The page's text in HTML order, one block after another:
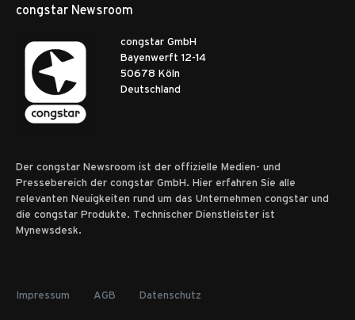
congstar Newsroom
congstar GmbH
Bayenwerft 12-14
50678 Köln
Deutschland
Der congstar Newsroom ist der offizielle Medien- und
Pressebereich der congstar GmbH. Hier erfahren Sie alle
relevanten Neuigkeiten rund um das Unternehmen congstar und
die congstar Produkte. Technischer Dienstleister ist
Mynewsdesk.
Impressum AGB Datenschutz